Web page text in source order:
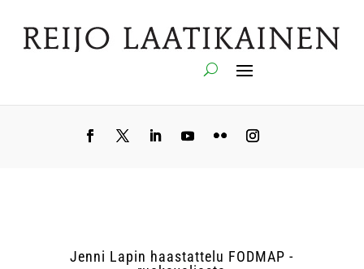
Jenni Lapin haastattelu FODMAP -